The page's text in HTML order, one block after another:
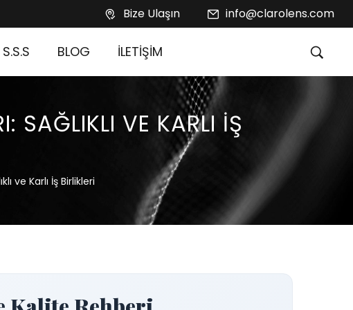
Bize Ulaşın info@clarolens.com
S.S.S BLOG İLETİŞİM
SAĞLIKLI VE KARLI İŞ
ve Karlı İş Birlikleri